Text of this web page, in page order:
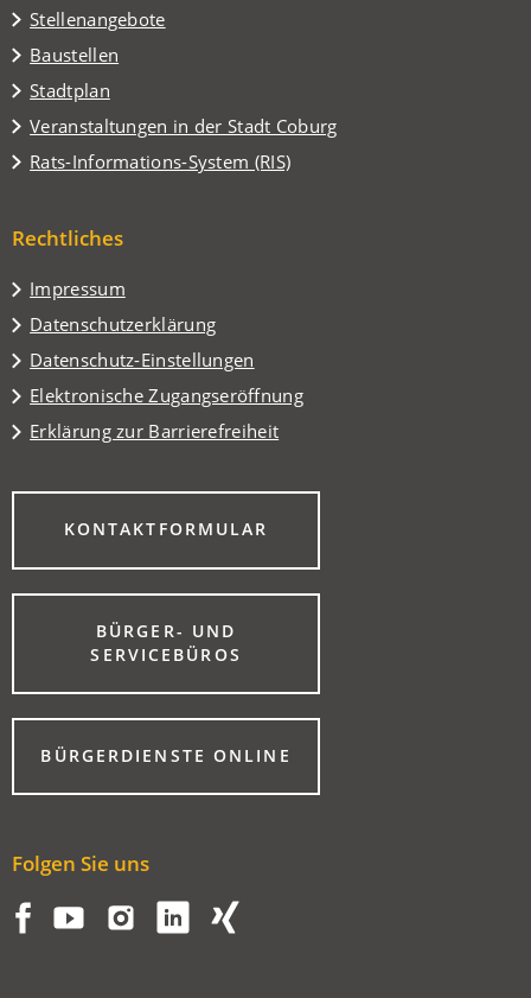
Stellenangebote
Baustellen
Stadtplan
(Öffnet
in
einem
neuen
Veranstaltungen in der Stadt Coburg
(Öffnet
in
einem
Tab)
Rats-Informations-System (RIS)
(Öffnet
neuen
Rechtliches
Impressum
Datenschutzerklärung
Datenschutz-Einstellungen
Elektronische Zugangseröffnung
Erklärung zur Barrierefreiheit
KONTAKTFORMULAR
(ÖFFNET
EINEM
NEUEN
BÜRGER- UND
SERVICEBÜROS
(ÖFFNET
EINEM
NEUEN
TAB)BÜRGERDIENSTE ONLINE
(ÖFFNET
EINEM
Folgen Sie uns